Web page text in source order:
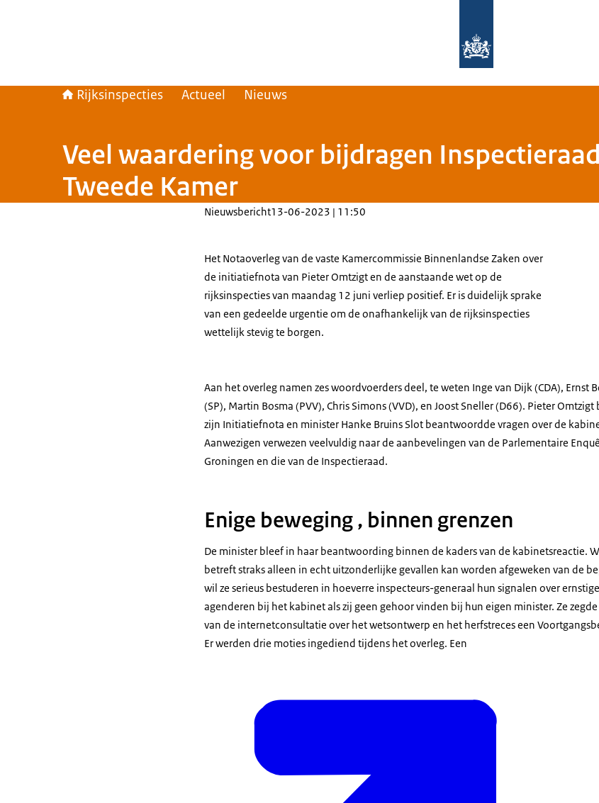
Rijksinspecties Actueel Nieuws
Veel waardering voor bijdragen
Tweede Kamer
Nieuwsbericht13-06-2023 | 11:50
Het Notaoverleg van de vaste Kamercommissie Binnenlandse Zaken over
de initiatiefnota van Pieter Omtzigt en de aanstaande wet op de
rijksinspecties van maandag 12 juni verliep positief. Er is duidelijk sprake
van een gedeelde urgentie om de onafhankelijk van de rijksinspecties
wettelijk stevig te borgen.
Aan het overleg namen zes woordvoerders deel, te weten Inge van Dijk (CDA), Ernst
(SP), Martin Bosma (PVV), Chris Simons (VVD), en Joost Sneller (D66). Pieter
zijn Initiatiefnota en minister Hanke Bruins Slot beantwoordde vragen over de
Aanwezigen verwezen veelvuldig naar de aanbevelingen van de Parlementaire
Groningen en die van de Inspectieraad.
Enige beweging , binnen grenzen
De minister bleef in haar beantwoording binnen de kaders van de kabinetsreactie.
betreft straks alleen in echt uitzonderlijke gevallen kan worden afgeweken van de
wil ze serieus bestuderen in hoeverre inspecteurs-generaal hun signalen over
agenderen bij het kabinet als zij geen gehoor vinden bij hun eigen minister. Ze
van de internetconsultatie over het wetsontwerp en het herfstreces een
Er werden drie moties ingediend tijdens het overleg. Een